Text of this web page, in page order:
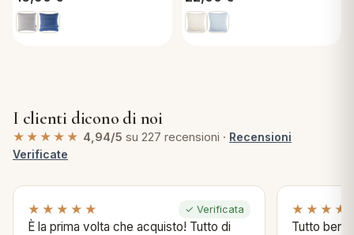
Namib G6
Visconti 41
I clienti dicono di noi
★★★★★ 4,94/5 su 227 recensioni · Recensioni
Verificate
★★★★★ ✓ Verificata
È la prima volta che acquisto! Tutto di
Tutto bene